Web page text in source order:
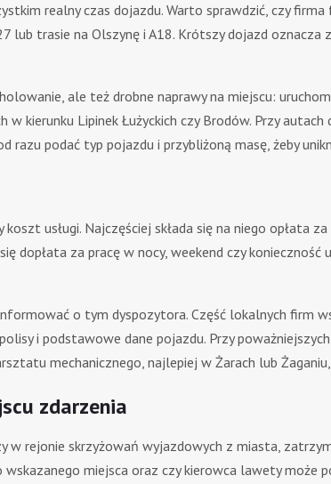
realny czas dojazdu. Warto sprawdzić, czy
lub trasie na Olszynę i A18. Krótszy dojazd
ale też drobne naprawy na miejscu:
w kierunku Lipinek Łużyckich czy Brodów. Przy
razu podać typ pojazdu i przybliżoną masę, żeby
usługi. Najczęściej składa się na niego opłata
za pracę w nocy, weekend czy konieczność
o tym dyspozytora. Część lokalnych firm
i podstawowe dane pojazdu. Przy
mechanicznego, najlepiej w Żarach lub
zdarzenia
w rejonie skrzyżowań wyjazdowych z miasta,
miejsca oraz czy kierowca lawety może